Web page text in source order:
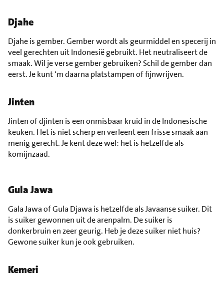
Djahe
Djahe is gember. Gember wordt als geurmiddel en specerij in
veel gerechten uit Indonesië gebruikt. Het neutraliseert de
smaak. Wil je verse gember gebruiken? Schil de gember dan
eerst. Je kunt ‘m daarna platstampen of fijnwrijven.
Jinten
Jinten of djinten is een onmisbaar kruid in de Indonesische
keuken. Het is niet scherp en verleent een frisse smaak aan
menig gerecht. Je kent deze wel: het is hetzelfde als
komijnzaad.
Gula Jawa
Gala Jawa of Gula Djawa is hetzelfde als Javaanse suiker. Dit
is suiker gewonnen uit de arenpalm. De suiker is
donkerbruin en zeer geurig. Heb je deze suiker niet huis?
Gewone suiker kun je ook gebruiken.
Kemeri